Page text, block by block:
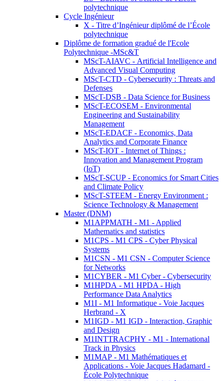
polytechnique
Cycle Ingénieur
X - Titre d’Ingénieur diplômé de l’École
polytechnique
Diplôme de formation gradué de l'Ecole
Polytechnique -MSc&T
MScT-AIAVC - Artificial Intelligence and
Advanced Visual Computing
MScT-CTD - Cybersecurity : Threats and
Defenses
MScT-DSB - Data Science for Business
MScT-ECOSEM - Environmental
Engineering and Sustainability
Management
MScT-EDACF - Economics, Data
Analytics and Corporate Finance
MScT-IOT - Internet of Things :
Innovation and Management Program
(IoT)
MScT-SCUP - Economics for Smart Cities
and Climate Policy
MScT-STEEM - Energy Environment :
Science Technology & Management
Master (DNM)
M1APPMATH - M1 - Applied
Mathematics and statistics
M1CPS - M1 CPS - Cyber Physical
Systems
M1CSN - M1 CSN - Computer Science
for Networks
M1CYBER - M1 Cyber - Cybersecurity
M1HPDA - M1 HPDA - High
Performance Data Analytics
M1I - M1 Informatique - Voie Jacques
Herbrand - X
M1IGD - M1 IGD - Interaction, Graphic
and Design
M1INTTRACPHY - M1 - International
Track in Physics
M1MAP - M1 Mathématiques et
Applications - Voie Jacques Hadamard -
École Polytechnique